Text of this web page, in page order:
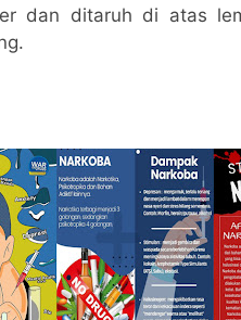
dan ditaruh di atas